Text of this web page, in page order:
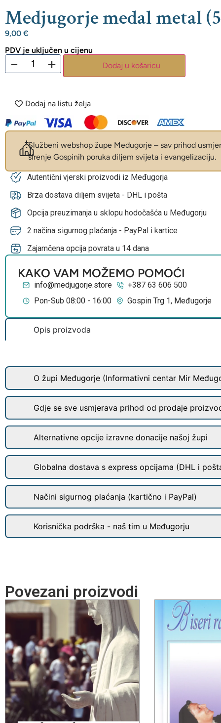
Medjugorje medal metal
9,00 €
PDV je uključen u cijenu
− + Dodaj u košaricu
Dodaj na listu želja
Službeni webshop župe Međugorje – sav prihod
širenje Gospinih poruka diljem svijeta i evangelizaciju.
Autentični vjerski proizvodi iz Međugorja
Brza dostava diljem svijeta - DHL i pošta
Opcija preuzimanja u sklopu hodočašća u Međugorju
2 načina sigurnog plaćanja - PayPal i kartice
Zajamčena opcija povrata u 14 dana
KAKO VAM MOŽEMO POMOĆI
info@medjugorje.store
+387 63 606 500
Pon-Sub 08:00 - 16:00
Gospin Trg 1, Međugorje
Opis proizvoda
O župi Međugorje (Informativni centar Mir
Gdje se sve usmjerava prihod od prodaje
Alternativne opcije izravne donacije našoj župi
Globalna dostava s express opcijama (DHL i
Načini sigurnog plaćanja (kartično i PayPal)
Korisnička podrška - naš tim u Međugorju
Povezani proizvodi